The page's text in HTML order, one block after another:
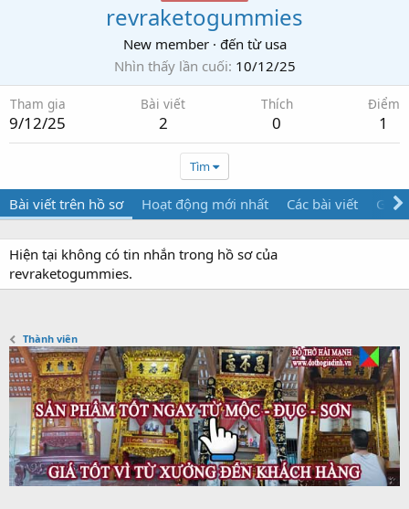
revraketogummies
New member · đến từ usa
Nhìn thấy lần cuối 10/12/25
Tham gia
9/12/25
Bài viết
2
Thích
0
Điểm
1
Tìm
Bài viết trên hồ sơ Hoạt động mới nhất Các bài viết Giới
Hiện tại không có tin nhắn trong hồ sơ của
revraketogummies.
Thành viên